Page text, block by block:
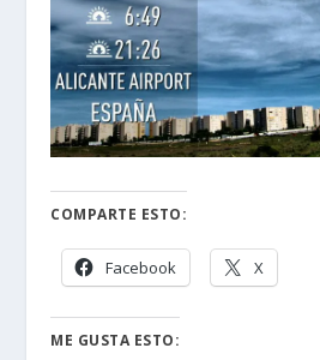
COMPARTE ESTO:
Facebook X
ME GUSTA ESTO: